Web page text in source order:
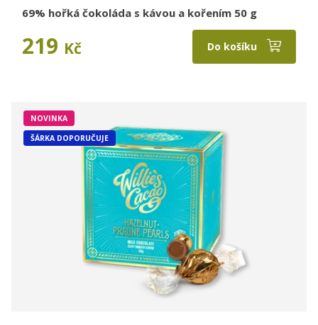
69% hořká čokoláda s kávou a kořením 50 g
219 Kč Do košíku
NOVINKA
ŠÁRKA DOPORUČUJE